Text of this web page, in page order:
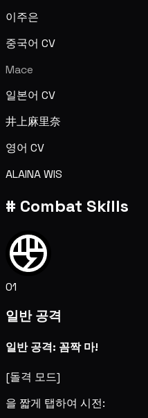
이주은
중국어 CV
Mace
일본어 CV
井上麻里奈
영어 CV
ALAINA WIS
# Combat Skills
01
일반 공격
일반 공격: 꼼짝 마!
[돌격 모드]
을 짧게 탭하여 시전: